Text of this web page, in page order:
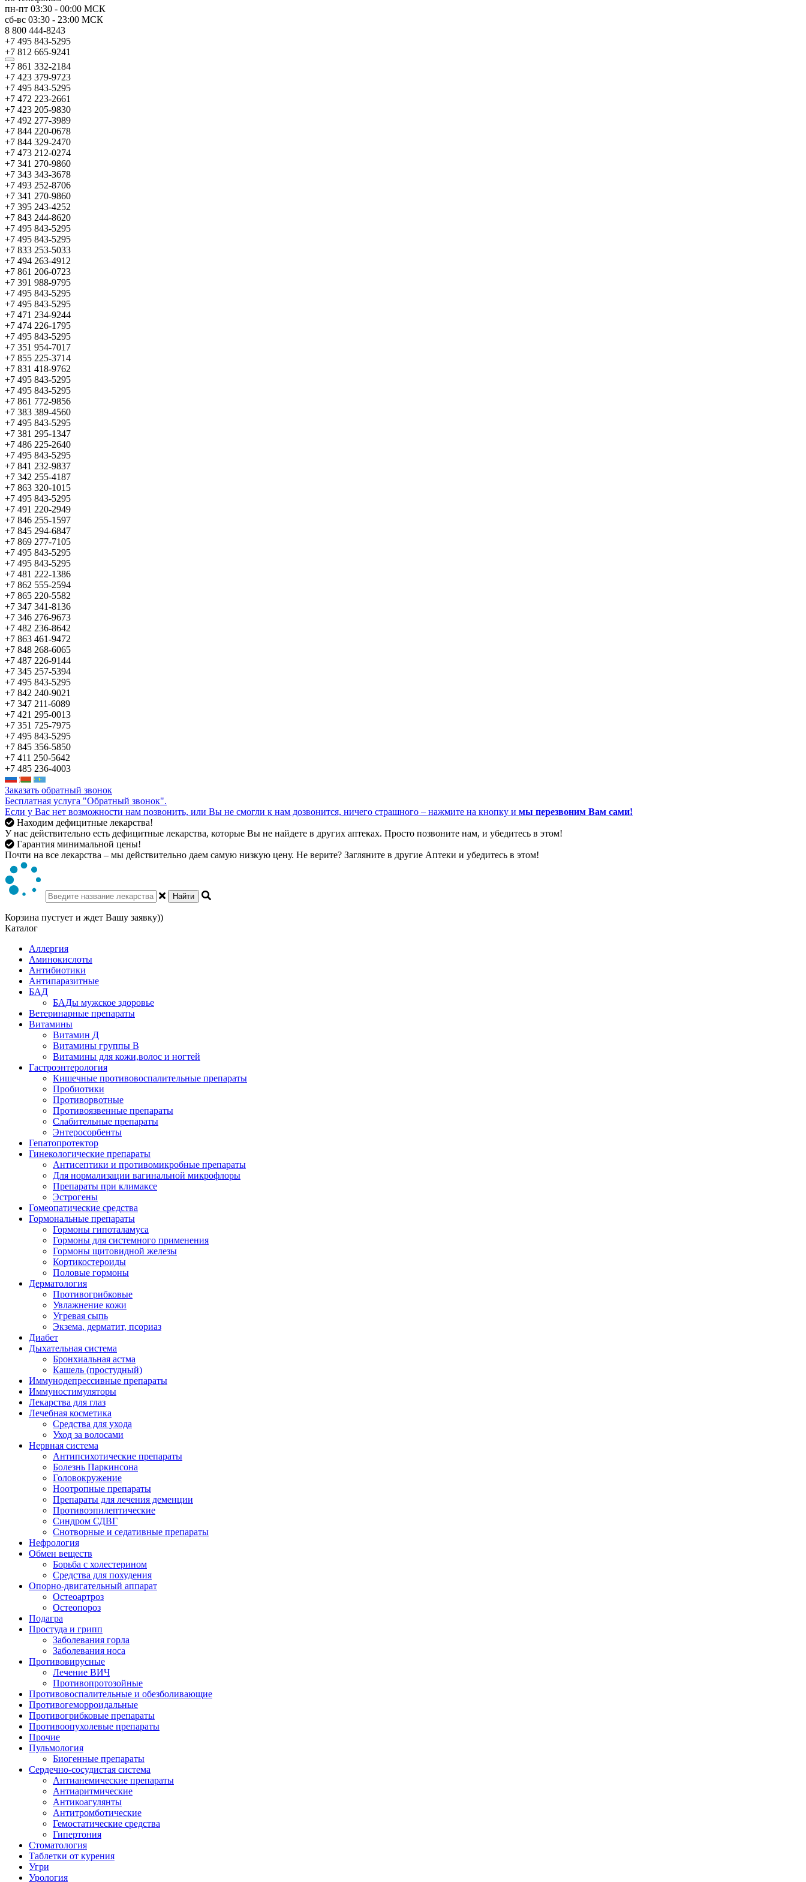
пн-пт 03:30 - 00:00 МСК
сб-вс 03:30 - 23:00 МСК
8 800 444-8243
+7 495 843-5295
+7 812 665-9241
+7 861 332-2184
+7 423 379-9723
+7 495 843-5295
+7 472 223-2661
+7 423 205-9830
+7 492 277-3989
+7 844 220-0678
+7 844 329-2470
+7 473 212-0274
+7 341 270-9860
+7 343 343-3678
+7 493 252-8706
+7 341 270-9860
+7 395 243-4252
+7 843 244-8620
+7 495 843-5295
+7 495 843-5295
+7 833 253-5033
+7 494 263-4912
+7 861 206-0723
+7 391 988-9795
+7 495 843-5295
+7 495 843-5295
+7 471 234-9244
+7 474 226-1795
+7 495 843-5295
+7 351 954-7017
+7 855 225-3714
+7 831 418-9762
+7 495 843-5295
+7 495 843-5295
+7 861 772-9856
+7 383 389-4560
+7 495 843-5295
+7 381 295-1347
+7 486 225-2640
+7 495 843-5295
+7 841 232-9837
+7 342 255-4187
+7 863 320-1015
+7 495 843-5295
+7 491 220-2949
+7 846 255-1597
+7 845 294-6847
+7 869 277-7105
+7 495 843-5295
+7 495 843-5295
+7 481 222-1386
+7 862 555-2594
+7 865 220-5582
+7 347 341-8136
+7 346 276-9673
+7 482 236-8642
+7 863 461-9472
+7 848 268-6065
+7 487 226-9144
+7 345 257-5394
+7 495 843-5295
+7 842 240-9021
+7 347 211-6089
+7 421 295-0013
+7 351 725-7975
+7 495 843-5295
+7 845 356-5850
+7 411 250-5642
+7 485 236-4003
Заказать обратный звонок
Бесплатная услуга "Обратный звонок".
Если у Вас нет возможности нам позвонить, или Вы не смогли к нам дозвонится, ничего страшного – нажмите на кнопку и мы перезвоним Вам сами!
Находим дефицитные лекарства!
У нас действительно есть дефицитные лекарства, которые Вы не найдете в других аптеках. Просто позвоните нам, и убедитесь в этом!
Гарантия минимальной цены!
Почти на все лекарства – мы действительно даем самую низкую цену. Не верите? Загляните в другие Аптеки и убедитесь в этом!
Найти
Корзина пустует и ждет Вашу заявку))
Каталог
Аллергия
Аминокислоты
Антибиотики
Антипаразитные
БАД
БАДы мужское здоровье
Ветеринарные препараты
Витамины
Витамин Д
Витамины группы В
Витамины для кожи,волос и ногтей
Гастроэнтерология
Кишечные противовоспалительные препараты
Пробиотики
Противорвотные
Противоязвенные препараты
Слабительные препараты
Энтеросорбенты
Гепатопротектор
Гинекологические препараты
Антисептики и противомикробные препараты
Для нормализации вагинальной микрофлоры
Препараты при климаксе
Эстрогены
Гомеопатические средства
Гормональные препараты
Гормоны гипоталамуса
Гормоны для системного применения
Гормоны щитовидной железы
Кортикостероиды
Половые гормоны
Дерматология
Противогрибковые
Увлажнение кожи
Угревая сыпь
Экзема, дерматит, псориаз
Диабет
Дыхательная система
Бронхиальная астма
Кашель (простудный)
Иммунодепрессивные препараты
Иммуностимуляторы
Лекарства для глаз
Лечебная косметика
Средства для ухода
Уход за волосами
Нервная система
Антипсихотические препараты
Болезнь Паркинсона
Головокружение
Ноотропные препараты
Препараты для лечения деменции
Противоэпилептические
Синдром СДВГ
Снотворные и седативные препараты
Нефрология
Обмен веществ
Борьба с холестерином
Средства для похудения
Опорно-двигательный аппарат
Остеоартроз
Остеопороз
Подагра
Простуда и грипп
Заболевания горла
Заболевания носа
Противовирусные
Лечение ВИЧ
Противопротозойные
Противовоспалительные и обезболивающие
Противогеморроидальные
Противогрибковые препараты
Противоопухолевые препараты
Прочие
Пульмология
Биогенные препараты
Сердечно-сосудистая система
Антианемические препараты
Антиаритмические
Антикоагулянты
Антитромботические
Гемостатические средства
Гипертония
Стоматология
Таблетки от курения
Угри
Урология